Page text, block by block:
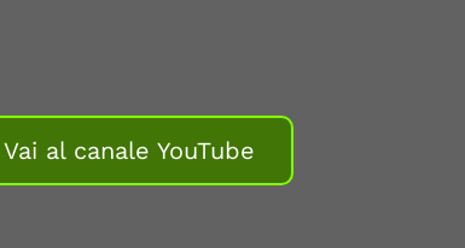
Vai al canale YouTube